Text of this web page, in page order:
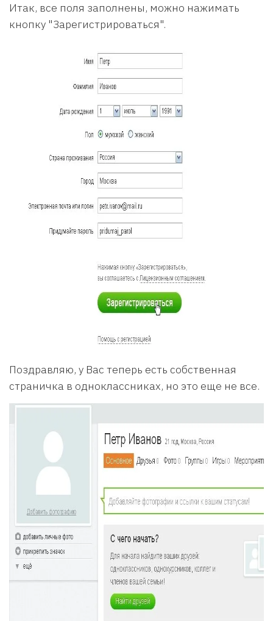
Итак, все поля заполнены, можно нажимать
кнопку "Зарегистрироваться".
Поздравляю, у Вас теперь есть собственная
страничка в одноклассниках, но это еще не все.